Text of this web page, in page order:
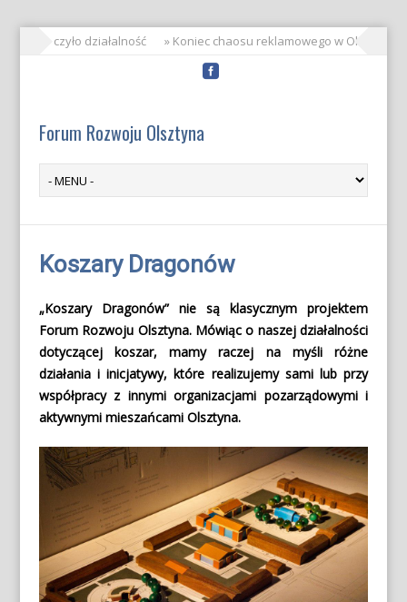
zakończyło działalność » Koniec chaosu reklamowego w Olsztynie!
Forum Rozwoju Olsztyna
Koszary Dragonów
„Koszary Dragonów” nie są klasycznym projektem
Forum Rozwoju Olsztyna. Mówiąc o naszej działalności
dotyczącej koszar, mamy raczej na myśli różne
działania i inicjatywy, które realizujemy sami lub przy
współpracy z innymi organizacjami pozarządowymi i
aktywnymi mieszańcami Olsztyna.